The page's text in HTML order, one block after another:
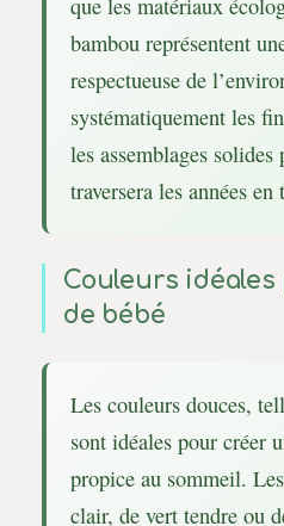
bambou représentent
respectueuse de
systématiquement les
les assemblages
traversera les années en
Couleurs
de bébé
Les couleurs douces,
sont idéales pour créer
propice au sommeil.
clair, de vert tendre ou